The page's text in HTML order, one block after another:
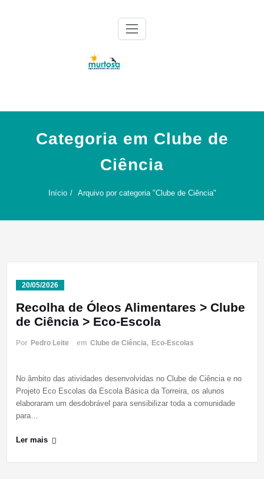
Categoria em Clube de
Ciência
Início Arquivo por categoria "Clube de Ciência"
20/05/2026
Recolha de Óleos Alimentares > Clube
de Ciência > Eco-Escola
Por Pedro Leite em Clube de Ciência, Eco-Escolas
No âmbito das atividades desenvolvidas no Clube de Ciência e no
Projeto Eco Escolas da Escola Básica da Torreira, os alunos
elaboraram um desdobrável para sensibilizar toda a comunidade
para…
Ler mais